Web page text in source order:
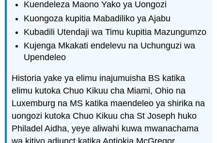
Kuendeleza Maono Yako ya Uongozi
Kuongoza kupitia Mabadiliko ya Ajabu
Kubadili Utendaji wa Timu kupitia Mazungumzo
Kujenga Mkakati endelevu na Uchunguzi wa
Upendeleo
Historia yake ya elimu inajumuisha BS katika
elimu kutoka Chuo Kikuu cha Miami, Ohio na
Luxemburg na MS katika maendeleo ya shirika na
uongozi kutoka Chuo Kikuu cha St Joseph huko
Philadel Aidha, yeye aliwahi kuwa mwanachama
wa kitivo adjunct katika Antiokia McGregor